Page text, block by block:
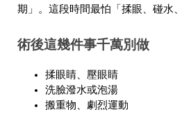
期」。這段時間最怕「揉眼、碰水
術後這幾件事千萬別做
揉眼睛、壓眼睛
洗臉潑水或泡湯
搬重物、劇烈運動